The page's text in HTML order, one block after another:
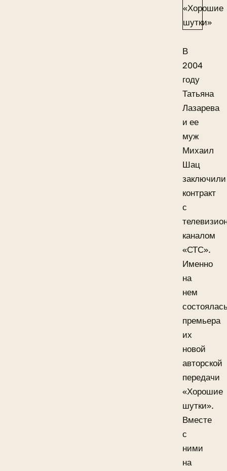
В
2004
году
Татьяна
Лазарева
и ее
муж
Михаил
Шац
заключили
контракт
с
каналом
«СТС».
Именно
на
нем
премьера
их
новой
авторской
передачи
«Хорошие
шутки».
Вместе
с
ними
на